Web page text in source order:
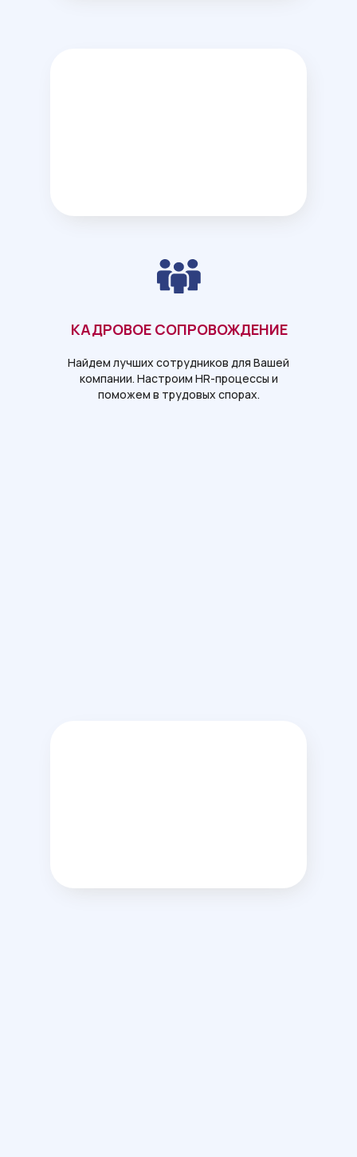
Найдем лучших сотрудников для Вашей
компании. Настроим HR-процессы и
поможем в трудовых спорах.
КАДРОВОЕ СОПРОВОЖДЕНИЕ